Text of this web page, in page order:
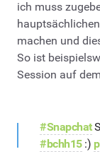
ich muss
machen und
So ist
Session auf dem
#Snapchat
#bchh15:)